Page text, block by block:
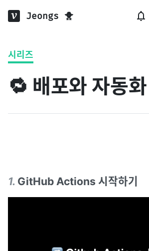
Jeongs 🐥
시리즈
🔁 배포와 자동화
1. GitHub Actions 시작하기